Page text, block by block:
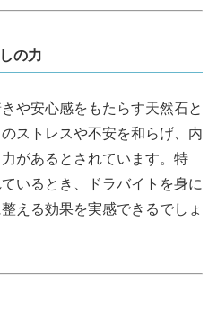
の力
や安心感をもたらす天然石と
ストレスや不安を和らげ、内
があるとされています。特
いるとき、ドラバイトを身に
える効果を実感できるでしょ